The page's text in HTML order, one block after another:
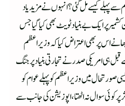
سے پہلے کیسے مل گئی؟ انہوں نے مزید یاد
پر ایک بے بنیاد ٹویٹ بھی کیا گیا جس
اس پر بھی اعتراض کیا کہ وزیراعظم
ہی امریکی صدر نے تجارتی بنیاد پر جنگ
صورتحال میں وزیراعظم کو پہلے عوام کو
پر کوئی سوال نہ اٹھتا،اپوزیشن کی جانب سے